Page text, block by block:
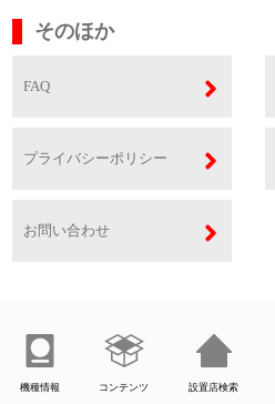
機種情報 コンテンツ 設置店検索
そのほか
FAQ
プライバシーポリシー
お問い合わせ